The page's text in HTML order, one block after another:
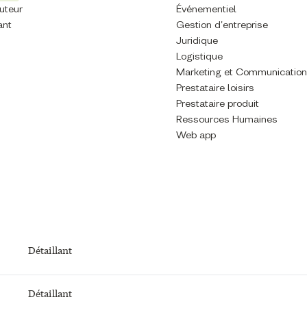
Événementiel
Gestion d'entreprise
Juridique
Logistique
Marketing et Communication
Prestataire loisirs
Prestataire produit
Ressources Humaines
Web app
Détaillant
Détaillant